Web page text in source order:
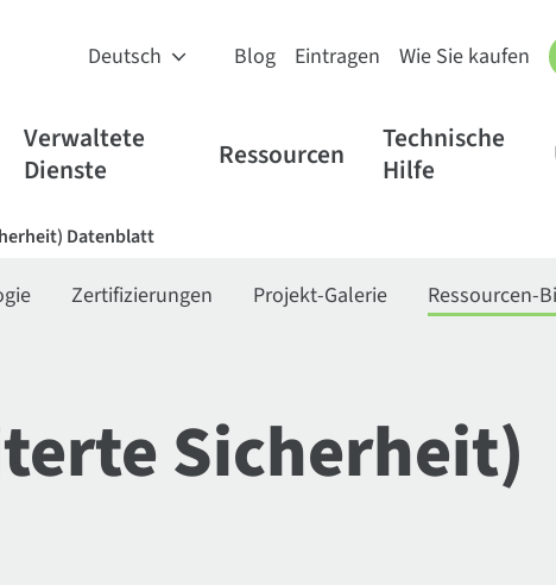
Blog Eintragen Wie Sie kaufen
Verwaltete
Dienste
Ressourcen
Technische
Hilfe
Datenblatt
Zertifizierungen Projekt-Galerie
Ressourcen-
Sicherheit)